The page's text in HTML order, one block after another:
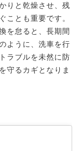
りと乾燥させ、残
ことも重要です。
を怠ると、長期間
ように、洗車を行
ラブルを未然に防
守るカギとなりま